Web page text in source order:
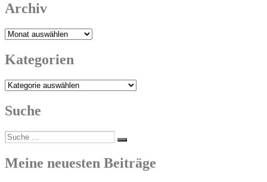
Archiv
Archiv
Kategorien
Kategorien
Suche
Suche
nach:
Suchen
Meine neuesten Beiträge